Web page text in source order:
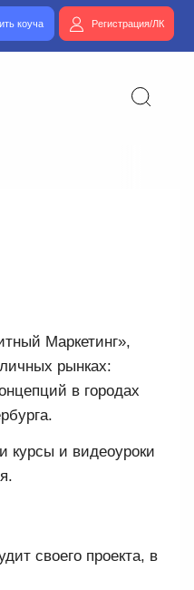
коуча Регистрация/ЛК
Маркетинг»,
рынках:
в городах
курсы и видеоуроки
своего проекта, в